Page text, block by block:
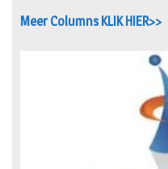
Meer Columns KLIK HIER>>